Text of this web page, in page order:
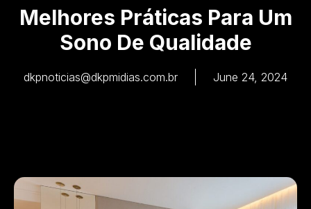
Melhores Práticas Para Um
Sono De Qualidade
dkpnoticias@dkpmidias.com.br June 24, 2024